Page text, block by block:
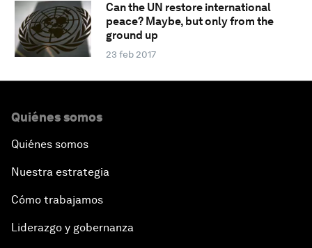
Can the UN restore international
peace? Maybe, but only from the
ground up
23 feb 2017
Quiénes somos
Quiénes somos
Nuestra estrategia
Cómo trabajamos
Liderazgo y gobernanza